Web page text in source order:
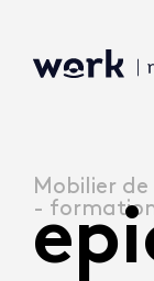
Mobilier
-